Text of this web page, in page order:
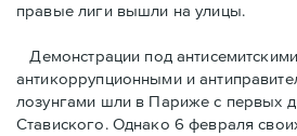
правые лиги вышли на улицы.
Демонстрации под
антикоррупционными и
лозунгами шли в Париже с первых
Ставиского. Однако 6 февраля